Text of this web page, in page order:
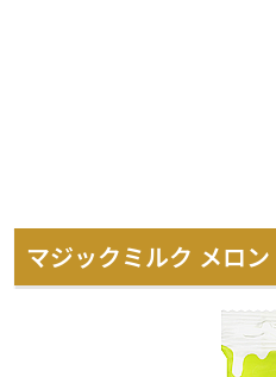
マジックミルク メロン